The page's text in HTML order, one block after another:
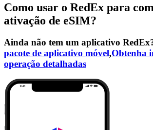
Como usar o RedEx para
ativação de eSIM?
Ainda não tem um aplicativo
pacote de aplicativo móvel,Obtenha
operação detalhadas